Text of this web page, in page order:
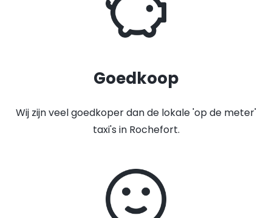
Goedkoop
Wij zijn veel goedkoper dan de lokale 'op de meter'
taxi's in Rochefort.